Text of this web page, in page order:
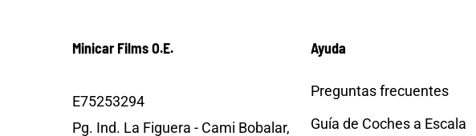
Minicar Films O.E.
E75253294
Pg. Ind. La Figuera - Cami Bobalar,
Ayuda
Preguntas frecuentes
Guía de Coches a Escala